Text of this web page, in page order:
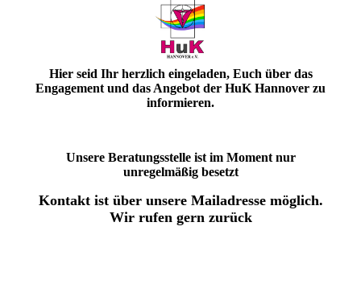
Hier seid Ihr herzlich eingeladen, Euch über das
Engagement und das Angebot der HuK Hannover zu
informieren.
Unsere Beratungsstelle ist im Moment nur
unregelmäßig besetzt
Kontakt ist über unsere Mailadresse möglich.
Wir rufen gern zurück